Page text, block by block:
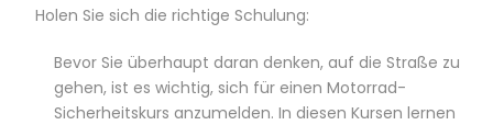
Holen Sie sich die richtige Schulung:
Bevor Sie überhaupt daran denken, auf die Straße zu
gehen, ist es wichtig, sich für einen Motorrad-
Sicherheitskurs anzumelden. In diesen Kursen lernen